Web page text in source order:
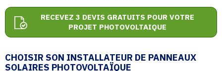
RECEVEZ 3 DEVIS GRATUITS POUR VOTRE
PROJET PHOTOVOLTAIQUE
CHOISIR SON INSTALLATEUR DE PANNEAUX
SOLAIRES PHOTOVOLTAÏQUE